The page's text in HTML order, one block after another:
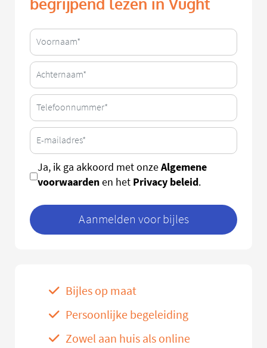
begrijpend lezen in Vught
Ja, ik ga akkoord met onzeAlgemene
voorwaardenen het Privacy beleid.
Aanmelden voor bijles
Bijles op maat
Persoonlijke begeleiding
Zowel aan huis als online